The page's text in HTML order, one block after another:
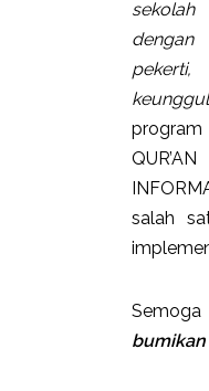
dengan
salah
bumikan